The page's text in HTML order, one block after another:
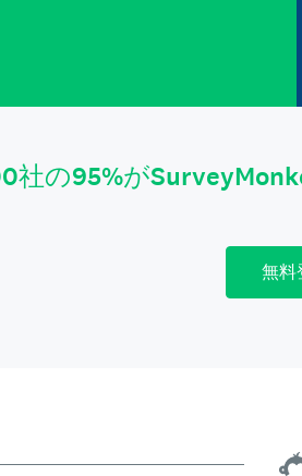
社の95%が
無料